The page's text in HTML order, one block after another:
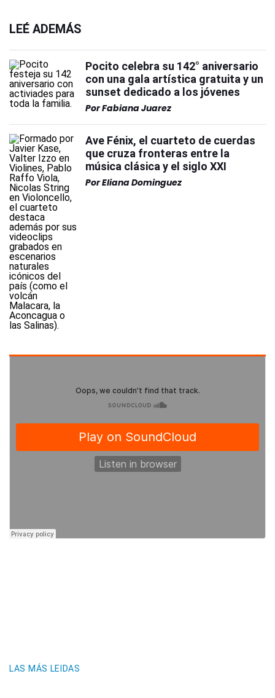
LEÉ ADEMÁS
Pocito celebra su 142° aniversario
con una gala artística gratuita y un
sunset dedicado a los jóvenes
PorFabiana Juarez
Ave Fénix, el cuarteto de cuerdas
que cruza fronteras entre la
música clásica y el siglo XXI
PorEliana Dominguez
LAS MÁS LEIDAS